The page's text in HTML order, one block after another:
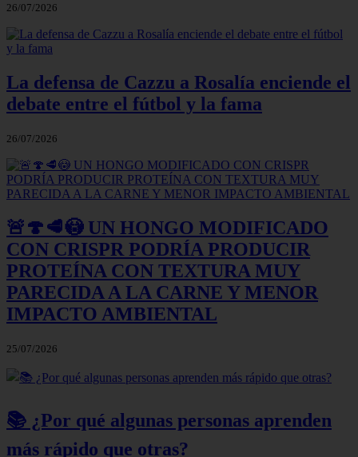
26/07/2026
La defensa de Cazzu a Rosalía enciende el
debate entre el fútbol y la fama
26/07/2026
🚨🍄🥩😳 UN HONGO MODIFICADO
CON CRISPR PODRÍA PRODUCIR
PROTEÍNA CON TEXTURA MUY
PARECIDA A LA CARNE Y MENOR
IMPACTO AMBIENTAL
25/07/2026
📚 ¿Por qué algunas personas aprenden
más rápido que otras?